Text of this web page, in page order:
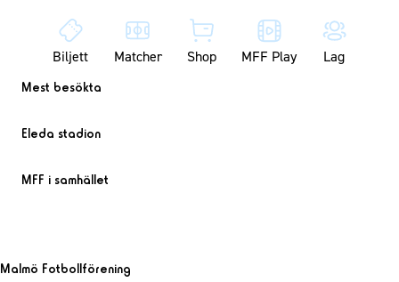
Biljett Matcher Shop MFF Play Lag
Mest besökta
Eleda stadion
MFF i samhället
Malmö Fotbollförening